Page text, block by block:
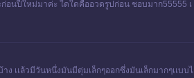
อนปีใหม่มาค่ะ ใดใดคืออวดรูปก่อน ชอบมาก55555 เ
ง เเล้วมีวันหนึ่งมันมีตุ่มเล็กๆออกซึ่งมันเล็กมากๆเเบบไ